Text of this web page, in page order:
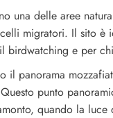
una delle aree
migratori. Il sito è
birdwatching e per
il panorama
punto
quando la